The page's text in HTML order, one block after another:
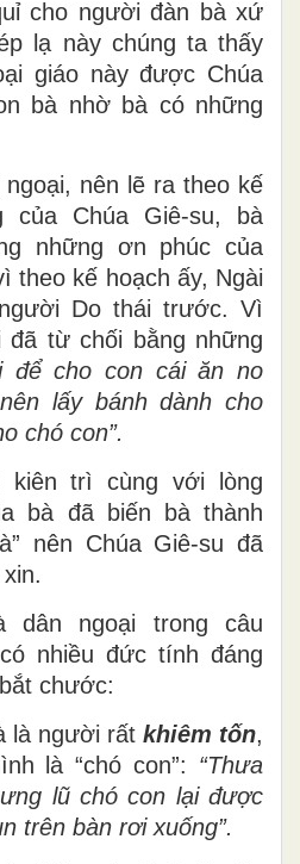
cho người đàn bà xứ
lạ này chúng ta thấy
giáo này được Chúa
bà nhờ bà có những
nên lẽ ra theo kế
của Chúa Giê-su, bà
những ơn phúc của
theo kế hoạch ấy, Ngài
Do thái trước. Vì
đã từ chối bằng những
để cho con cái ăn no
lấy bánh dành cho
chó con”.
kiên trì cùng với lòng
bà đã biến bà thành
nên Chúa Giê-su đã
dân ngoại trong câu
nhiều đức tính đáng
chước:
là người rất khiêm tốn,
là “chó con”: “Thưa
lũ chó con lại được
trên bàn rơi xuống”.